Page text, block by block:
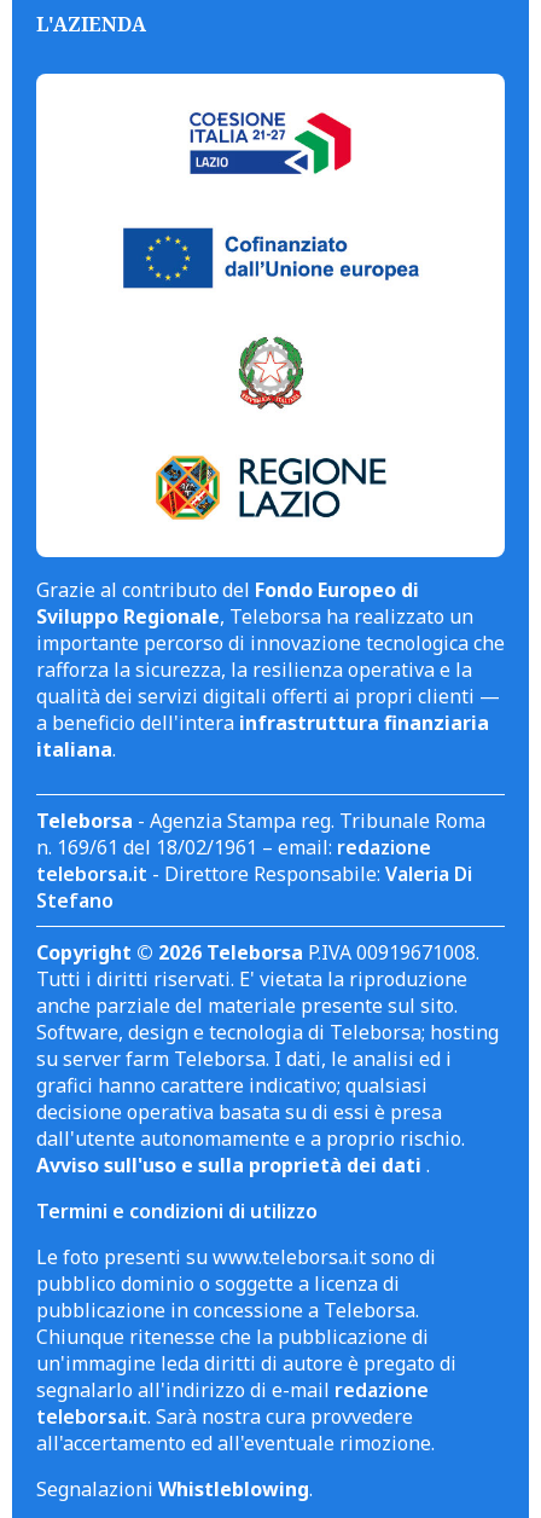
L'AZIENDA
Grazie al contributo del Fondo Europeo di
Sviluppo Regionale, Teleborsa ha realizzato un
importante percorso di innovazione tecnologica che
rafforza la sicurezza, la resilienza operativa e la
qualità dei servizi digitali offerti ai propri clienti —
a beneficio dell'intera infrastruttura finanziaria
italiana.
Teleborsa - Agenzia Stampa reg. Tribunale Roma
n. 169/61 del 18/02/1961 – email: redazione
teleborsa.it - Direttore Responsabile: Valeria Di
Stefano
Copyright © 2026 Teleborsa P.IVA 00919671008.
Tutti i diritti riservati. E' vietata la riproduzione
anche parziale del materiale presente sul sito.
Software, design e tecnologia di Teleborsa; hosting
su server farm Teleborsa. I dati, le analisi ed i
grafici hanno carattere indicativo; qualsiasi
decisione operativa basata su di essi è presa
dall'utente autonomamente e a proprio rischio.
Avviso sull'uso e sulla proprietà dei dati .
Termini e condizioni di utilizzo
Le foto presenti su www.teleborsa.it sono di
pubblico dominio o soggette a licenza di
pubblicazione in concessione a Teleborsa.
Chiunque ritenesse che la pubblicazione di
un'immagine leda diritti di autore è pregato di
segnalarlo all'indirizzo di e-mail redazione
teleborsa.it. Sarà nostra cura provvedere
all'accertamento ed all'eventuale rimozione.
Segnalazioni Whistleblowing.